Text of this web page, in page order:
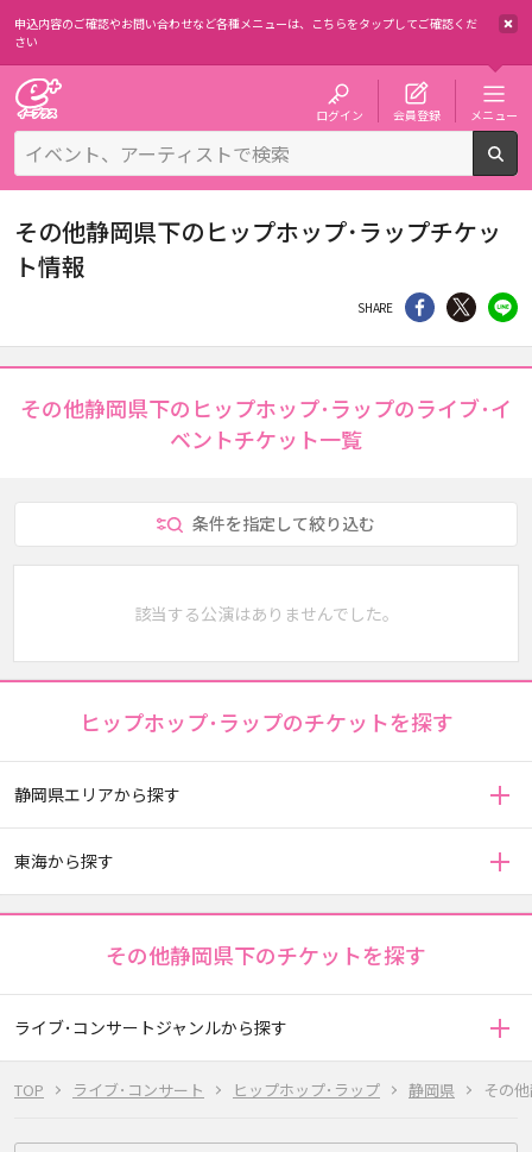
申込内容のご確認やお問い合わせなど各種メニューは、 こちらをタップしてご確認くだ
さい
ログイン 会員登録 メニュー
TOP ライブ･コンサート ヒップホップ･ラップ 静岡県 その
その他静岡県下のヒップホップ･ラップチケッ
ト情報
SHARE シェア Twitter
その他静岡県下のヒップホップ･ラップのライブ･イ
ベントチケット一覧
条件を指定して絞り込む
該当する公演はありませんでした。
ヒップホップ･ラップのチケットを探す
静岡県エリアから探す
東海から探す
その他静岡県下のチケットを探す
ライブ･コンサートジャンルから探す